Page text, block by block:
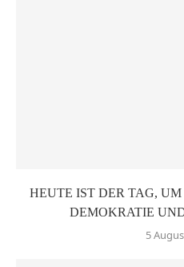
HEUTE IST DER TAG,
DEMOKRATIE
5